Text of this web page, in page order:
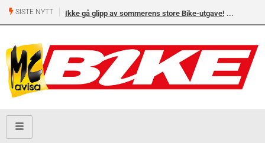
SISTE NYTT Ikke gå glipp av sommerens store Bike-utgave!